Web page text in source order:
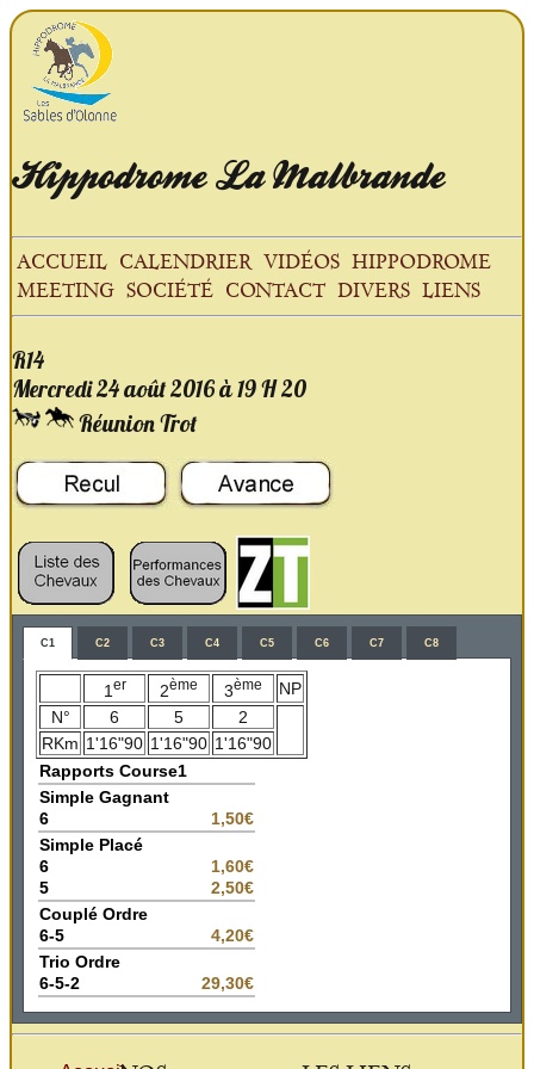
HippodromeLa Malbrande
ACCUEIL CALENDRIER VIDÉOS HIPPODROME
MEETING SOCIÉTÉ CONTACT DIVERS LIENS
R14
Mercredi 24 août2016à 19 H 20
Réunion Trot
C1 C2 C3 C4 C5 C6 C7 C8
1 er 2ème 3ème
NP
N°
6 5
2
RKm 1'16"90 1'16"90 1'16"90
Rapports Course1
Simple Gagnant
6
1,50€
Simple Placé
6
1,60€
5
2,50€
Couplé Ordre
6-5
4,20€
Trio Ordre
6-5-2
29,30€